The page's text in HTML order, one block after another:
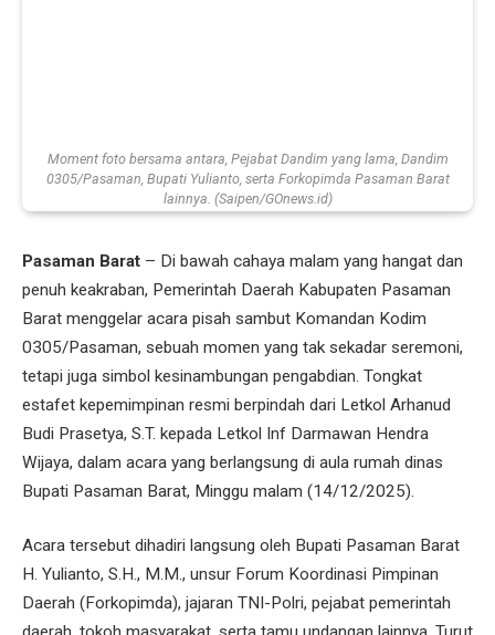
Moment foto bersama antara, Pejabat Dandim yang lama, Dandim
0305/Pasaman, Bupati Yulianto, serta Forkopimda Pasaman Barat
lainnya. (Saipen/GOnews.id)
Pasaman Barat – Di bawah cahaya malam yang hangat dan
penuh keakraban, Pemerintah Daerah Kabupaten Pasaman
Barat menggelar acara pisah sambut Komandan Kodim
0305/Pasaman, sebuah momen yang tak sekadar seremoni,
tetapi juga simbol kesinambungan pengabdian. Tongkat
estafet kepemimpinan resmi berpindah dari Letkol Arhanud
Budi Prasetya, S.T. kepada Letkol Inf Darmawan Hendra
Wijaya, dalam acara yang berlangsung di aula rumah dinas
Bupati Pasaman Barat, Minggu malam (14/12/2025).
Acara tersebut dihadiri langsung oleh Bupati Pasaman Barat
H. Yulianto, S.H., M.M., unsur Forum Koordinasi Pimpinan
Daerah (Forkopimda), jajaran TNI-Polri, pejabat pemerintah